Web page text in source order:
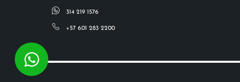
314 219 1576
+57 601 283 2200